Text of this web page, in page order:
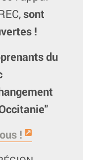
sont
!
du
!